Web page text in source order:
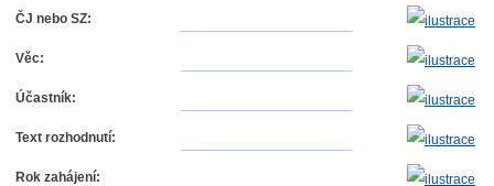
ČJ nebo SZ:
Věc:
Účastník:
Text rozhodnutí:
Rok zahájení: